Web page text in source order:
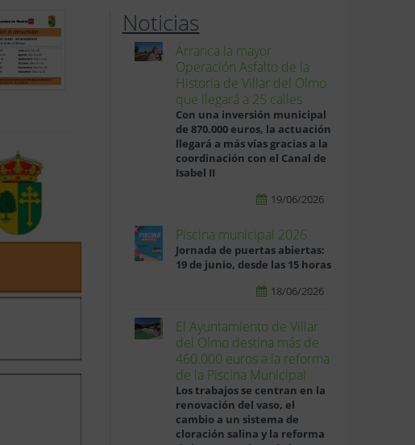
Noticias
Arranca la mayor
Operación Asfalto de la
Historia de Villar del Olmo
que llegará a 25 calles
Con una inversión municipal
de 870.000 euros, la actuación
llegará a más vías gracias a la
coordinación con el Canal de
Isabel II
19/06/2026
Piscina municipal 2026
Jornada de puertas abiertas:
19 de junio, desde las 15 horas
18/06/2026
El Ayuntamiento de Villar
del Olmo destina más de
460.000 euros a la reforma
de la Piscina Municipal
Los trabajos se centran en la
renovación del vaso, el
cambio a un sistema de
cloración salina y la reforma